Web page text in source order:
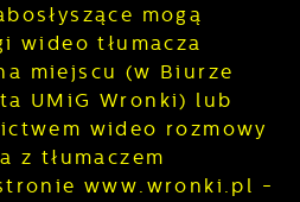
mogą
wideo tłumacza
miejscu (w Biurze
UMiG Wronki) lub
wideo rozmowy
z tłumaczem
www.wronki.pl -